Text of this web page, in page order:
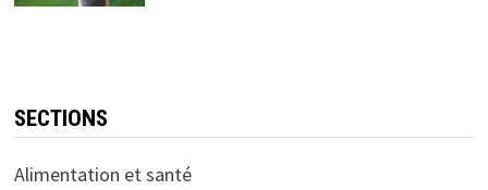
SECTIONS
Alimentation et santé